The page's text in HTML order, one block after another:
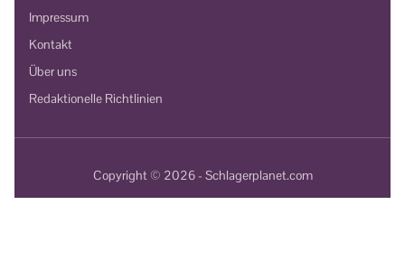
Impressum
Kontakt
Über uns
Redaktionelle Richtlinien
Copyright © 2026 - Schlagerplanet.com